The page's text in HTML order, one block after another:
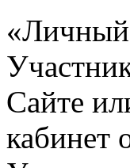
«Личный
Сайте
кабинет